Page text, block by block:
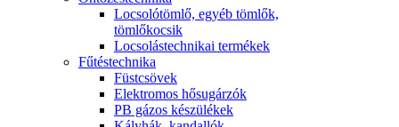
Locsolótömlő, egyéb tömlők,
tömlőkocsik
Locsolástechnikai termékek
Fűtéstechnika
Füstcsövek
Elektromos hősugárzók
PB gázos készülékek